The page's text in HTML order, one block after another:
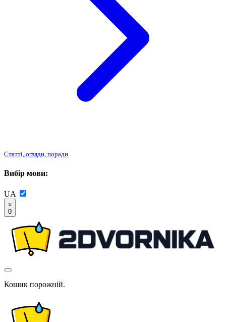
Статті, огляди, поради
Вибір мови:
UA
0
Кошик порожній.